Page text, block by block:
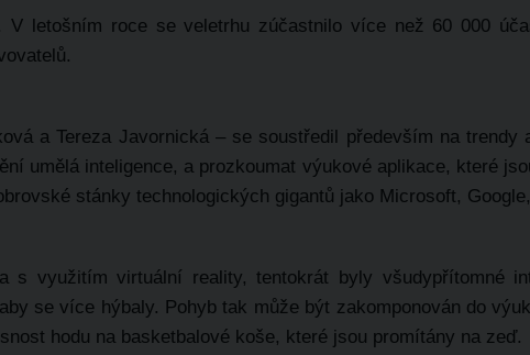
V letošním roce se veletrhu zúčastnilo více než 60 000
a Tereza Javornická – se soustředil především na trendy
umělá inteligence, a prozkoumat výukové aplikace, které
stánky technologických gigantů jako Microsoft,
s využitím virtuální reality, tentokrát byly všudypřítomné
se více hýbaly. Pohyb tak může být zakomponován do
hodu na basketbalové koše, které jsou promítány na zeď.